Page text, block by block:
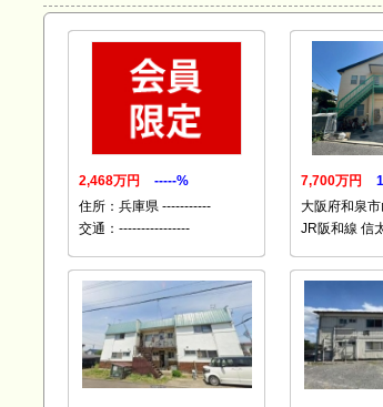
2,468万円
-----%
住所：兵庫県 -----------
交通：----------------
7,700万円
大阪府和泉
JR阪和線 信